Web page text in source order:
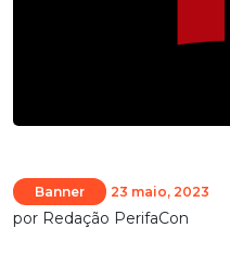
Banner 23 maio, 2023
por Redação PerifaCon